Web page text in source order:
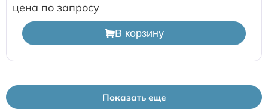
цена по запросу
В корзину
Показать еще